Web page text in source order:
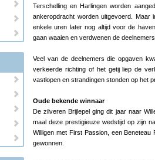
Terschelling en Harlingen worden
ankeropdracht worden uitgevoerd.
enkele uren later nog altijd voor de
gaan waaien en verdwenen de
Veel van de deelnemers die opgaven
verkeerde richting of het getij liep de
vastlopen en strandingen stonden op het
Oude bekende winnaar
De zilveren Brijlepel ging dit jaar naar
maal deze prestigieuze wedstijd op zijn
Willigen met First Passion, een
gewonnen.